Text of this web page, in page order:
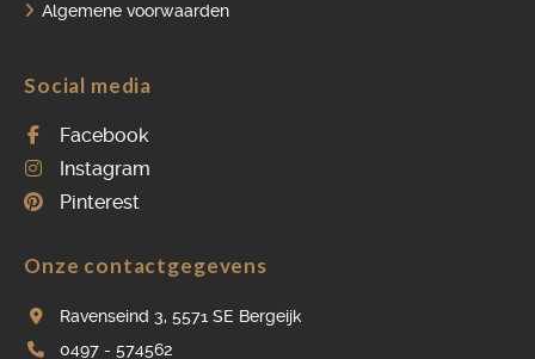
Algemene voorwaarden
Social media
Facebook
Instagram
Pinterest
Onze contactgegevens
Ravenseind 3, 5571 SE Bergeijk
0497 - 574562
APPARATEN REGISTREREN